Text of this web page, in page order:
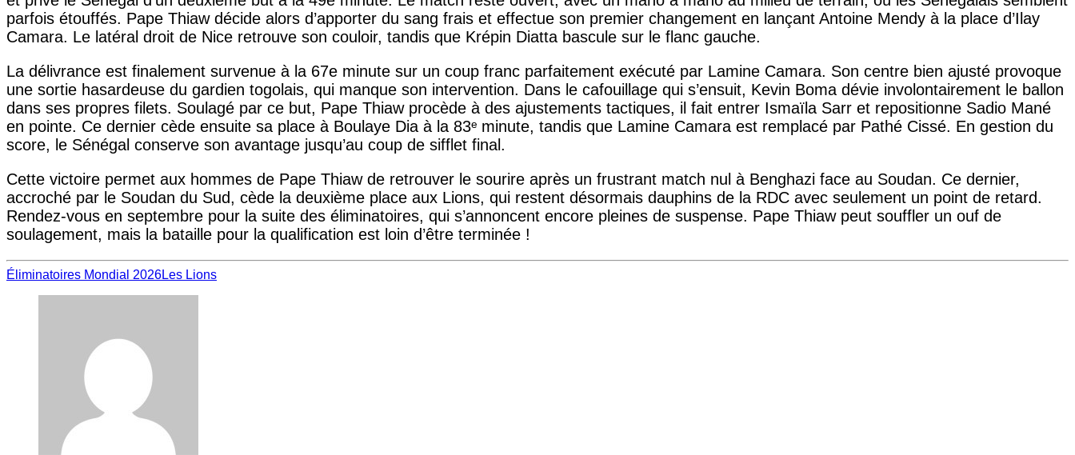
parfois étouffés. Pape Thiaw décide alors d’apporter du sang frais et effectue son premier changement en lançant Antoine Mendy à la place d’Ilay
Camara. Le latéral droit de Nice retrouve son couloir, tandis que Krépin Diatta bascule sur le flanc gauche.
La délivrance est finalement survenue à la 67e minute sur un coup franc parfaitement exécuté par Lamine Camara. Son centre bien ajusté provoque
une sortie hasardeuse du gardien togolais, qui manque son intervention. Dans le cafouillage qui s’ensuit, Kevin Boma dévie involontairement le ballon
dans ses propres filets. Soulagé par ce but, Pape Thiaw procède à des ajustements tactiques, il fait entrer Ismaïla Sarr et repositionne Sadio Mané
en pointe. Ce dernier cède ensuite sa place à Boulaye Dia à la 83ᵉ minute, tandis que Lamine Camara est remplacé par Pathé Cissé. En gestion du
score, le Sénégal conserve son avantage jusqu’au coup de sifflet final.
Cette victoire permet aux hommes de Pape Thiaw de retrouver le sourire après un frustrant match nul à Benghazi face au Soudan. Ce dernier,
accroché par le Soudan du Sud, cède la deuxième place aux Lions, qui restent désormais dauphins de la RDC avec seulement un point de retard.
Rendez-vous en septembre pour la suite des éliminatoires, qui s’annoncent encore pleines de suspense. Pape Thiaw peut souffler un ouf de
soulagement, mais la bataille pour la qualification est loin d’être terminée !
Éliminatoires Mondial 2026Les Lions